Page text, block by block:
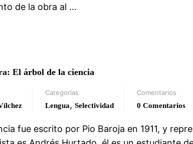
de la obra al …
El árbol de la ciencia
Categorías
Lengua, Selectividad
Comentarios
0 Comentarios
fue escrito por Pio Baroja en 1911, y